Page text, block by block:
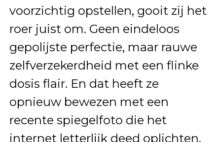
voorzichtig opstellen, gooit zij het
roer juist om. Geen eindeloos
gepolijste perfectie, maar rauwe
zelfverzekerdheid met een flinke
dosis flair. En dat heeft ze
opnieuw bewezen met een
recente spiegelfoto die het
internet letterlijk deed oplichten.